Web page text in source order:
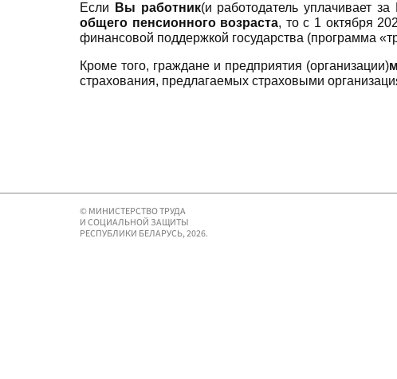
Если Вы работник(и работодатель уплачивает
общего пенсионного возраста, то с 1 октября
финансовой поддержкой государства (программа
Кроме того, граждане и предприятия (организации)
страхования, предлагаемых страховыми
© МИНИСТЕРСТВО ТРУДА
И СОЦИАЛЬНОЙ ЗАЩИТЫ
РЕСПУБЛИКИ БЕЛАРУСЬ, 2026.